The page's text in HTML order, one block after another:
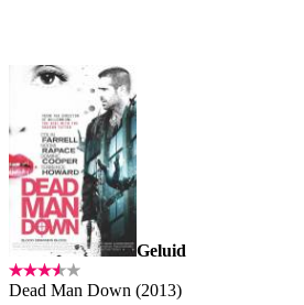
Geluid
Dead Man Down (2013)